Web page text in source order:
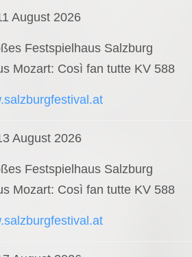
August 2026
Festspielhaus Salzburg
Mozart: Così fan tutte KV 588
August 2026
Festspielhaus Salzburg
Mozart: Così fan tutte KV 588